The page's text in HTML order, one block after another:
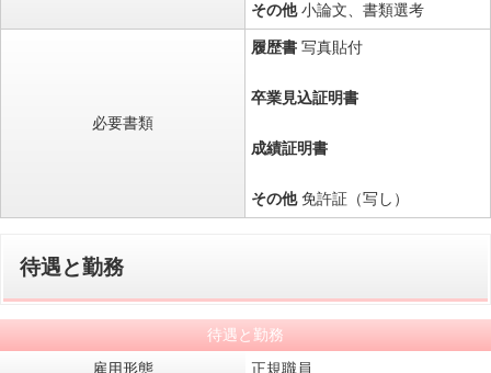
その他小論文、書類選考
必要書類
履歴書 写真貼付
卒業見込証明書
成績証明書
その他免許証（写し）
待遇と勤務
待遇と勤務
雇用形態
正規職員